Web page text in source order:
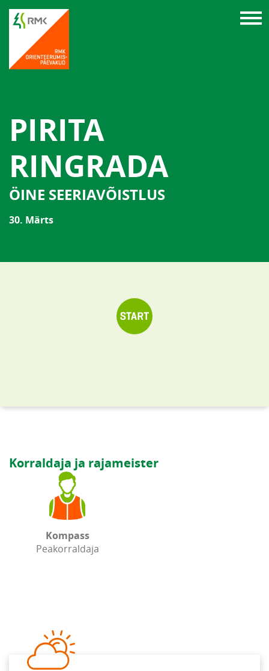
PIRITA
RINGRADA
ÖINE SEERIAVÕISTLUS
30. Märts
Korraldaja ja rajameister
Kompass
Peakorraldaja